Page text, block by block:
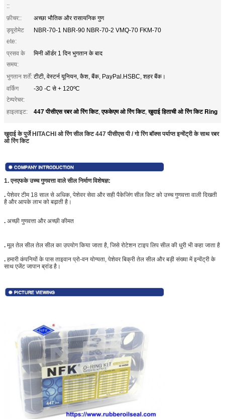
::
फ़ीचर::
अच्छा भौतिक और रासायनिक गुण
ड्यूरोमेट
ete:
NBR-70-1 NBR-90 NBR-70-2 VMQ-70 FKM-70
प्रसव के
समय:
मिनी ऑर्डर 1 दिन भुगतान के बाद
भुगतान शर्तें: टीटी, वेस्टर्न यूनियन, कैश, बैंक, PayPal.HSBC, शहर बैंक।
वर्किंग
टेम्परेचर:
-30 -C से + 120ºC
हाइलाइट: 447 पीसीएस रबर ओ रिंग किट,एफकेएम ओ रिंग किट,खुदाई हिताची ओ रिंग किट Ring
खुदाई के पुर्जे HITACHI ओ रिंग सील किट 447 पीसीएस पी / गो रिंग बॉक्स पर्याप्त इन्वेंट्री के साथ रबर
ओ रिंग किट
1. एनएफके उच्च गुणवत्ता वाले सील निर्माण विशेषज्ञ:
. पेशेवर टीम 18 साल से अधिक, पेशेवर सेवा और सही पैकेजिंग सील किट को उच्च गुणवत्ता वाली दिखती
है और आपके लाभ को बढ़ाती है।
. अच्छी गुणवत्ता और अच्छी कीमत
. मूल तेल सील तेल सील का उपयोग किया जाता है, जिसे रोटेशन टाइप लिप सील की धुरी भी कहा जाता है
. हमारी कंपनियों के पास ताइवान प्रो-वन योग्यता, पेशेवर बिक्री तेल सील और बड़ी संख्या में इन्वेंट्री के
साथ एजेंट जापान ब्रांड है।